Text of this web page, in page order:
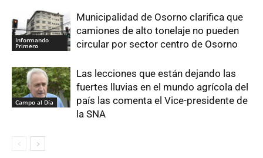
Informando
Primero
Municipalidad de Osorno clarifica que
camiones de alto tonelaje no pueden
circular por sector centro de Osorno
Campo al Día
Las lecciones que están dejando las
fuertes lluvias en el mundo agrícola del
país las comenta el Vice-presidente de
la SNA